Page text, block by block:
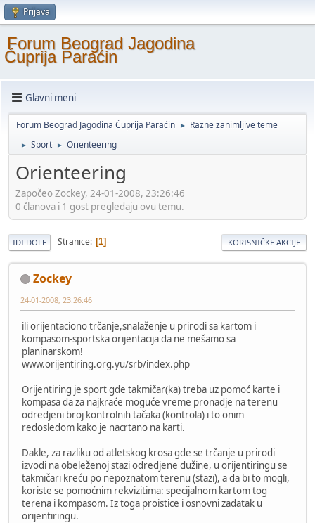
Prijava
Forum Beograd Jagodina
Ćuprija Paraćin
Glavni meni
Forum Beograd Jagodina Ćuprija Paraćin ► Razne zanimljive teme
► Sport ► Orienteering
Orienteering
Započeo Zockey, 24-01-2008, 23:26:46
0 članova i 1 gost pregledaju ovu temu.
IDI DOLE Stranice 1 KORISNIČKE AKCIJE
Zockey
24-01-2008, 23:26:46
ili orijentaciono trčanje,snalaženje u prirodi sa kartom i
kompasom-sportska orijentacija da ne mešamo sa
planinarskom!
www.orijentiring.org.yu/srb/index.php
Orijentiring je sport gde takmičar(ka) treba uz pomoć karte i
kompasa da za najkraće moguće vreme pronadje na terenu
odredjeni broj kontrolnih tačaka (kontrola) i to onim
redosledom kako je nacrtano na karti.
Dakle, za razliku od atletskog krosa gde se trčanje u prirodi
izvodi na obeleženoj stazi odredjene dužine, u orijentiringu se
takmičari kreću po nepoznatom terenu (stazi), a da bi to mogli,
koriste se pomoćnim rekvizitima: specijalnom kartom tog
terena i kompasom. Iz toga proistice i osnovni zadatak u
orijentiringu.